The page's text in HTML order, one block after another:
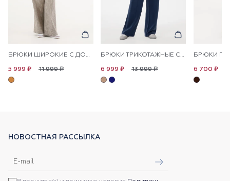
БРЮКИ ШИРОКИЕ С ДОБАВЛЕНИЕМ ЛЬНА НА КУЛИСКЕ
11 999 ₽
5 999 ₽
БРЮКИ ТРИКОТАЖНЫЕ СО СТРЕЛКАМИ
13 999 ₽
6 999 ₽ 6 700 ₽
НОВОСТНАЯ РАССЫЛКА